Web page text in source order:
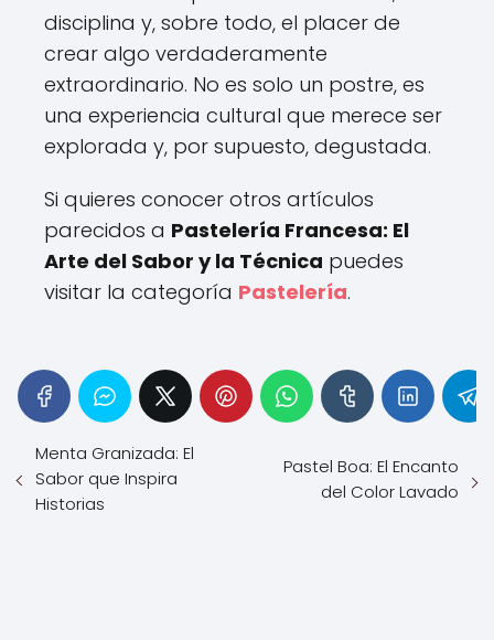
disciplina y, sobre todo, el placer de
crear algo verdaderamente
extraordinario. No es solo un postre, es
una experiencia cultural que merece ser
explorada y, por supuesto, degustada.
Si quieres conocer otros artículos
parecidos a Pastelería Francesa: El
Arte del Sabor y la Técnica puedes
visitar la categoría Pastelería.
Menta Granizada: El
Sabor que Inspira
Historias
Pastel Boa: El Encanto
del Color Lavado